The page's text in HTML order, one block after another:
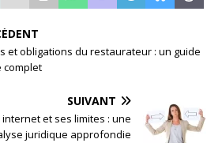
et obligations du restaurateur : un guide
complet
SUIVANT
internet et ses limites : une
juridique approfondie